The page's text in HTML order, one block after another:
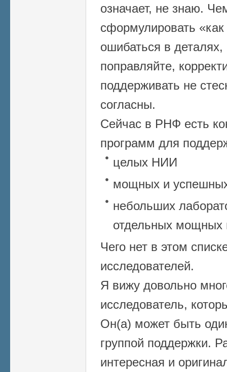
означает, не знаю.
сформулировать
ошибаться в деталях,
поправляйте,
поддерживать не
согласны.
Сейчас в РНФ есть
программ для
целых НИИ
мощных и
небольших
отдельных мощных
Чего нет в этом
исследователей.
Я вижу довольно
исследователь,
Он(а) может быть
группой поддержки.
интересная и